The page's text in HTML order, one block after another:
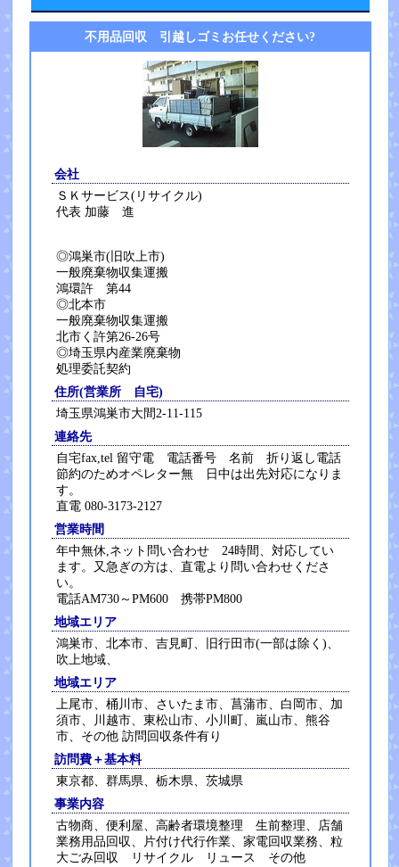
不用品回収 引越しゴミお任せください?
会社
ＳＫサービス(リサイクル)
代表 加藤 進
◎鴻巣市(旧吹上市)
一般廃棄物収集運搬
鴻環許 第44
◎北本市
一般廃棄物収集運搬
北市く許第26-26号
◎埼玉県内産業廃棄物
処理委託契約
住所(営業所 自宅)
埼玉県鴻巣市大間2-11-115
連絡先
自宅fax,tel 留守電 電話番号 名前 折り返し電話
節約のためオペレター無 日中は出先対応になりま
す。
直電 080-3173-2127
営業時間
年中無休,ネット問い合わせ 24時間、対応してい
ます。又急ぎの方は、直電より問い合わせくださ
い。
電話AM730～PM600 携帯PM800
地域エリア
鴻巣市、北本市、吉見町、旧行田市(一部は除く)、
吹上地域、
地域エリア
上尾市、桶川市、さいたま市、菖蒲市、白岡市、加
須市、川越市、東松山市、小川町、嵐山市、熊谷
市、その他 訪問回収条件有り
訪問費＋基本料
東京都、群馬県、栃木県、茨城県
事業内容
古物商、便利屋、高齢者環境整理 生前整理、店舗
業務用品回収、片付け代行作業、家電回収業務、粒
大ごみ回収 リサイクル リュース その他